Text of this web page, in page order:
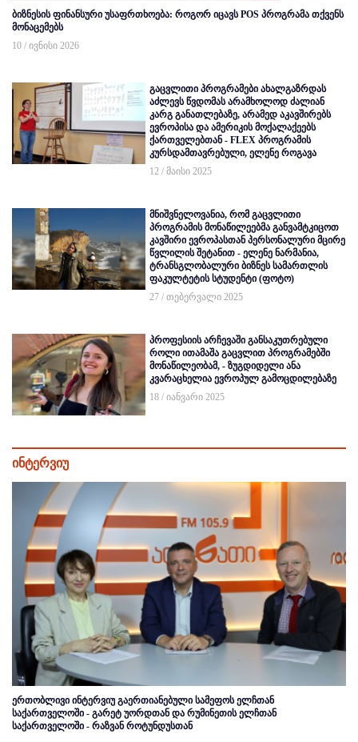
ბიზნესის ფინანსური უსაფრთხოება: როგორ იცავს POS პროგრამა თქვენს
მონაცემებს
10 / ივნისი 2026
გაცვლითი პროგრამები ახალგაზრდას
აძლევს წვდომას არამხოლოდ ძალიან
კარგ განათლებაზე, არამედ აკავშირებს
ევროპისა და ამერიკის მოქალაქეებს
ქართველებთან - FLEX პროგრამის
კურსდამთავრებული, ელენე როგავა
12 / მაისი 2025
მნიშვნელოვანია, რომ გაცვლითი
პროგრამის მონაწილეებმა განვამტკიცოთ
კავშირი ევროპასთან პერსონალური მცირე
წვლილის შეტანით - ელენე ნარმანია,
ტრანსგლობალური ბიზნეს სამართლის
ფაკულტეტის სტუდენტი (ფოტო)
27 / თებერვალი 2025
პროფესიის არჩევაში განსაკუთრებული
როლი ითამაშა გაცვლით პროგრამებში
მონაწილეობამ, - ზუგდიდელი ანა
კვარაცხელია ევროპულ გამოცდილებაზე
18 / იანვარი 2025
ინტერვიუ
ერთობლივი ინტერვიუ გაერთიანებული სამეფოს ელჩთან
საქართველოში - გარეტ უორდთან და რუმინეთის ელჩთან
საქართველოში - რაზვან როტუნდუსთან